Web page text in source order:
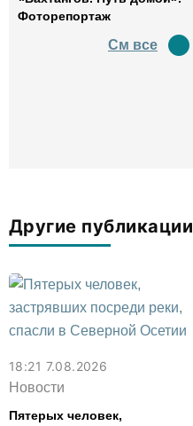
Фоторепортаж
См все
Другие публикации
18:21 7.08.2026
Новости
Пятерых человек,